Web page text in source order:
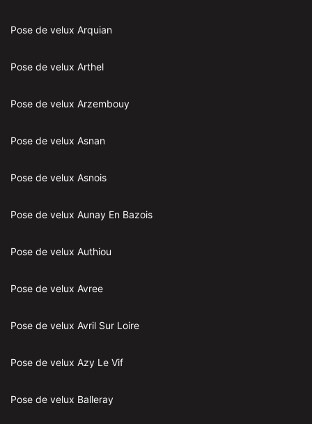
Pose de velux Arquian
Pose de velux Arthel
Pose de velux Arzembouy
Pose de velux Asnan
Pose de velux Asnois
Pose de velux Aunay En Bazois
Pose de velux Authiou
Pose de velux Avree
Pose de velux Avril Sur Loire
Pose de velux Azy Le Vif
Pose de velux Balleray